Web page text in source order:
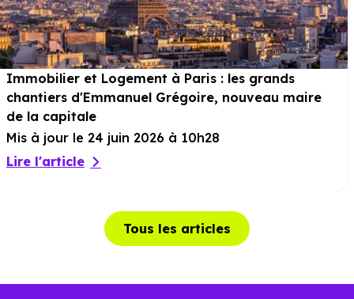
Immobilier et Logement à Paris : les grands
chantiers d'Emmanuel Grégoire, nouveau maire
de la capitale
Mis à jour le 24 juin 2026 à 10h28
Lire l'article
Tous les articles